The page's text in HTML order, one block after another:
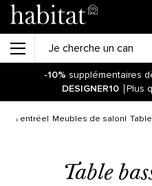
-10% supplémentaires
DESIGNER10
Plus
& entrée Meubles de salon
Table